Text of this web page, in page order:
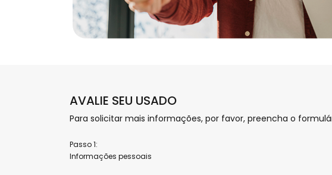
AVALIE SEU USADO
Para solicitar mais informações, por favor, preencha o
Passo 1:
Informações pessoais